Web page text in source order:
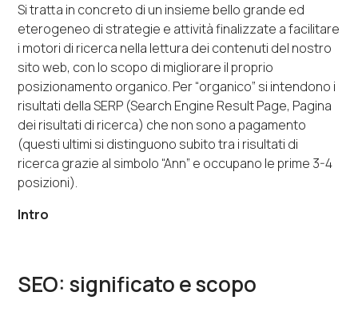
Si tratta in concreto di un insieme bello grande ed
eterogeneo di strategie e attività finalizzate a facilitare
i motori di ricerca nella lettura dei contenuti del nostro
sito web, con lo scopo di migliorare il proprio
posizionamento organico. Per “organico” si intendono i
risultati della SERP (Search Engine Result Page, Pagina
dei risultati di ricerca) che non sono a pagamento
(questi ultimi si distinguono subito tra i risultati di
ricerca grazie al simbolo “Ann” e occupano le prime 3-4
posizioni).
Intro
SEO: significato e scopo